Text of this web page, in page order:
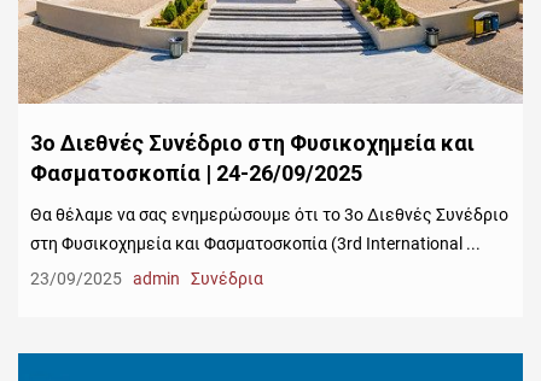
3ο Διεθνές Συνέδριο στη Φυσικοχημεία και
Φασματοσκοπία | 24-26/09/2025
Θα θέλαμε να σας ενημερώσουμε ότι το 3ο Διεθνές Συνέδριο
στη Φυσικοχημεία και Φασματοσκοπία (3rd International ...
23/09/2025 admin Συνέδρια